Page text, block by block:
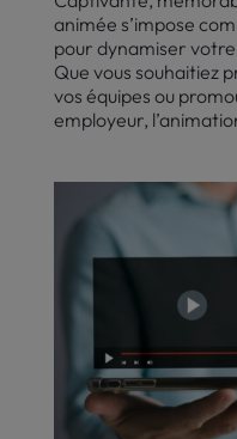
animée s’impose
pour dynamiser
Que vous souhaitiez
vos équipes ou
employeur,